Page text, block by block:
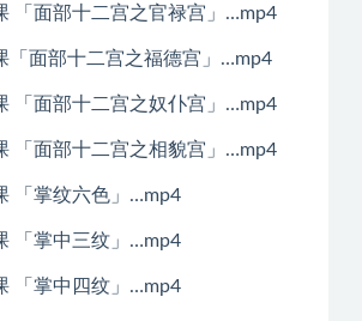
「面部十二宫之官禄宫」…mp4
「面部十二宫之福德宫」…mp4
「面部十二宫之奴仆宫」…mp4
「面部十二宫之相貌宫」…mp4
「掌纹六色」…mp4
「掌中三纹」…mp4
「掌中四纹」…mp4